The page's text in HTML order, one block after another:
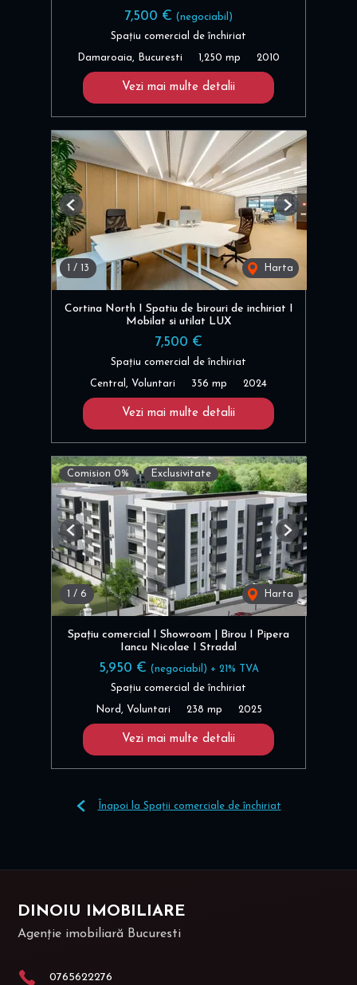
7,500 € (negociabil)
Spațiu comercial de închiriat
Damaroaia, Bucuresti 1,250 mp 2010
Vezi mai multe detalii
1 / 13 Harta
Previous Next
Cortina North I Spatiu de birouri de inchiriat I
Mobilat si utilat LUX
7,500 €
Spațiu comercial de închiriat
Central, Voluntari 356 mp 2024
Vezi mai multe detalii
Comision 0% Exclusivitate
1 / 6 Harta
Previous Next
Spațiu comercial I Showroom | Birou I Pipera
Iancu Nicolae I Stradal
5,950 € (negociabil) + 21% TVA
Spațiu comercial de închiriat
Nord, Voluntari 238 mp 2025
Vezi mai multe detalii
Înapoi la Spații comerciale de închiriat
DINOIU IMOBILIARE
Agenție imobiliară Bucuresti
0765622276